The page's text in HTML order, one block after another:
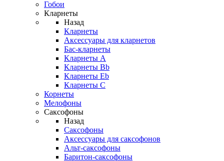
Гобои
Кларнеты
Назад
Кларнеты
Аксессуары для кларнетов
Бас-кларнеты
Кларнеты A
Кларнеты Bb
Кларнеты Eb
Кларнеты С
Корнеты
Мелофоны
Саксофоны
Назад
Саксофоны
Аксессуары для саксофонов
Альт-саксофоны
Баритон-саксофоны